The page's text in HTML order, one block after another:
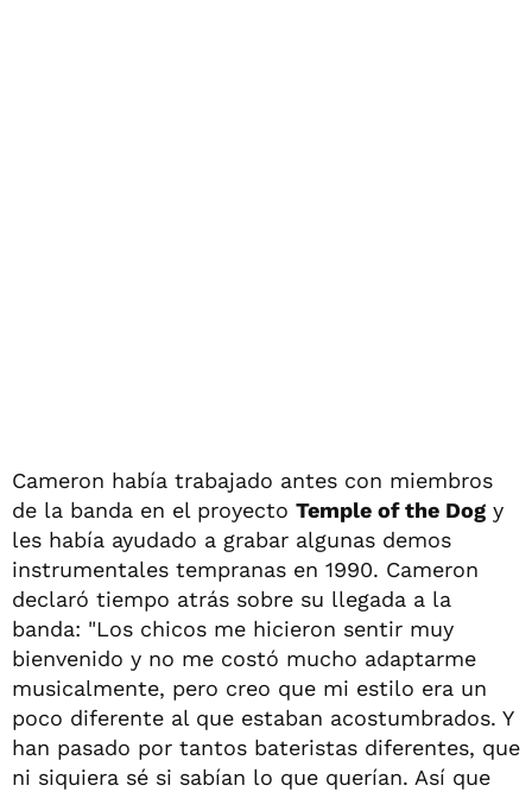
Cameron había trabajado antes con miembros
de la banda en el proyecto Temple of the Dog y
les había ayudado a grabar algunas demos
instrumentales tempranas en 1990. Cameron
declaró tiempo atrás sobre su llegada a la
banda: "Los chicos me hicieron sentir muy
bienvenido y no me costó mucho adaptarme
musicalmente, pero creo que mi estilo era un
poco diferente al que estaban acostumbrados. Y
han pasado por tantos bateristas diferentes, que
ni siquiera sé si sabían lo que querían. Así que